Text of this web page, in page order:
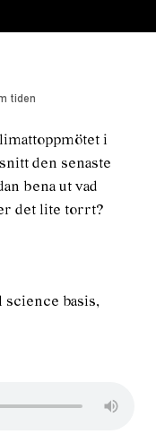
tiden
i
den senaste
bena ut vad
det lite torrt?
science basis,